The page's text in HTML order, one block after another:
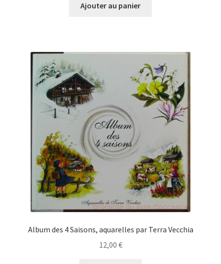
Ajouter au panier
Album des 4 Saisons, aquarelles par Terra Vecchia
12,00 €